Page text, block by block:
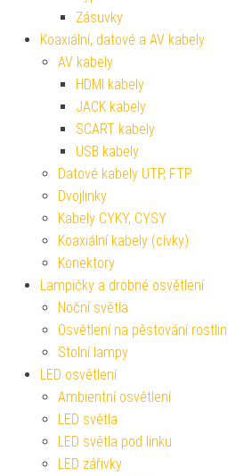
Zásuvky
Koaxiální, datové a AV kabely
AV kabely
HDMI kabely
JACK kabely
SCART kabely
USB kabely
Datové kabely UTP, FTP
Dvojlinky
Kabely CYKY, CYSY
Koaxiální kabely (cívky)
Konektory
Lampičky a drobné osvětlení
Noční světla
Osvětlení na pěstování rostlin
Stolní lampy
LED osvětlení
Ambientní osvětlení
LED světla
LED světla pod linku
LED zářivky